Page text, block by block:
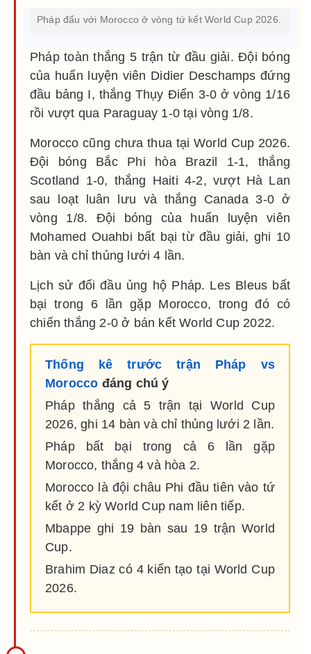
Pháp đấu với Morocco ở vòng tứ kết World Cup 2026.
Pháp toàn thắng 5 trận từ đầu giải. Đội bóng
của huấn luyện viên Didier Deschamps đứng
đầu bảng I, thắng Thụy Điển 3-0 ở vòng 1/16
rồi vượt qua Paraguay 1-0 tại vòng 1/8.
Morocco cũng chưa thua tại World Cup 2026.
Đội bóng Bắc Phi hòa Brazil 1-1, thắng
Scotland 1-0, thắng Haiti 4-2, vượt Hà Lan
sau loạt luân lưu và thắng Canada 3-0 ở
vòng 1/8. Đội bóng của huấn luyện viên
Mohamed Ouahbi bất bại từ đầu giải, ghi 10
bàn và chỉ thủng lưới 4 lần.
Lịch sử đối đầu ủng hộ Pháp. Les Bleus bất
bại trong 6 lần gặp Morocco, trong đó có
chiến thắng 2-0 ở bán kết World Cup 2022.
Thống kê trước trận Pháp vs
Morocco đáng chú ý
Pháp thắng cả 5 trận tại World Cup
2026, ghi 14 bàn và chỉ thủng lưới 2 lần.
Pháp bất bại trong cả 6 lần gặp
Morocco, thắng 4 và hòa 2.
Morocco là đội châu Phi đầu tiên vào tứ
kết ở 2 kỳ World Cup nam liên tiếp.
Mbappe ghi 19 bàn sau 19 trận World
Cup.
Brahim Diaz có 4 kiến tạo tại World Cup
2026.